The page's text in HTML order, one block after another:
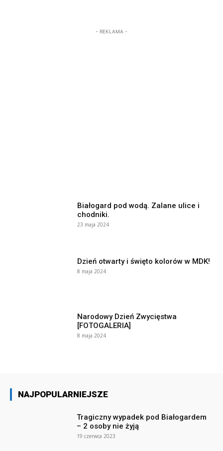
- REKLAMA -
Białogard pod wodą. Zalane ulice i
chodniki.
23 maja 2024
Dzień otwarty i święto kolorów w MDK!
8 maja 2024
Narodowy Dzień Zwycięstwa
[FOTOGALERIA]
8 maja 2024
NAJPOPULARNIEJSZE
Tragiczny wypadek pod Białogardem
– 2 osoby nie żyją
19 czerwca 2023